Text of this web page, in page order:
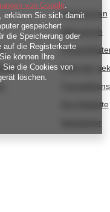
Registrieren
Warenkorb
Liste der
Ihre Rabatte
Newsletter
von Google.
erklären Sie sich damit
gespeichert
die Speicherung oder
auf die Registerkarte
können Ihre
Sie die Cookies von
löschen.